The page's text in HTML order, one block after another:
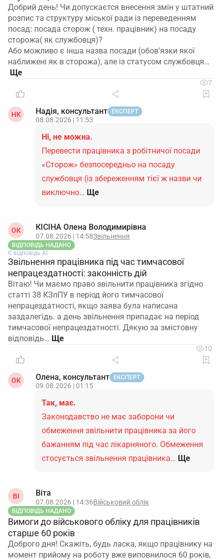
Добрий день! Чи допускаєтся внесення змін у штатний
розпис та структуру міської ради із переведенням
посад: посада сторож ( техн. працівник) на посаду
сторожа( як службовця)?
Або можливо є інша назва посади (обов'язки якої
наближені як в сторожа), але із статусом службовця…
7
НК Надія, консультант ЕКСПЕРТ
08.08.2026 | 11:53
Ні, не можна.
Перевести працівника з робітничої посади
«Сторож» безпосередньо на посаду
службовця (із збереженням тієї ж назви чи
виключно… Ще
ОК КІСІНА Олена Володимирівна
07.08.2026 | 14:58Звільнення
ВІДПОВІДЬ НАДАНО
Є відповідь АІ
Звільнення працівника під час тимчасової
непрацездатності: законність дій
Вітаю! Чи маємо право звільнити працівника згідно
статті 38 КЗпПУ в період його тимчасової
непрацездатності, якщо заява була написана
заздалегідь. а день звільнення припадає на період
тимчасової непрацездатності. Дякую за змістовну
відповідь…
10
ОК Олена, консультант ЕКСПЕРТ
09.08.2026 | 01:15
Так, має.
Законодавство не має заборони чи
обмеження звільнити працівника за його
бажанням під час лікарняного. Обмеження
стосується звільнення працівника… Ще
ВІ Віта
07.08.2026 | 14:36Військовий облік
ВІДПОВІДЬ НАДАНО
Вимоги до військового обліку для працівників
старше 60 років
Доброго дня! Скажіть, будь ласка, якщо працівнику на
момент прийому на роботу вже виповнилося 60 років,